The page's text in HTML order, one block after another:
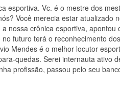
esportiva. Vc. é o mestre dos
Você merecia estar atualizado
nossa crônica esportiva, apontou
futuro terá o reconhecimento
Mendes é o melhor locutor
quedas. Serei internauta ativo
profissão, passou pelo seu